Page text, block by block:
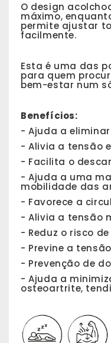
O design
máximo,
permite ajustar
facilmente.
Esta é uma das
para quem
bem-estar num
Benefícios:
- Ajuda a
- Alivia a tensão
- Facilita o
- Ajuda a uma
mobilidade das
- Favorece a
- Alivia a tensão
- Reduz o risco
- Previne a
- Prevenção de
- Ajuda a
osteoartrite,